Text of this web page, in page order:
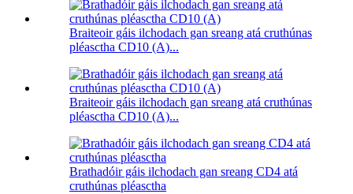
Braiteoir gáis ilchodach gan sreang atá cruthúnas
pléasctha CD10 (A)...
Braiteoir gáis ilchodach gan sreang atá cruthúnas
pléasctha CD10 (A)...
Brathadóir gáis ilchodach gan sreang CD4 atá
cruthúnas pléasctha